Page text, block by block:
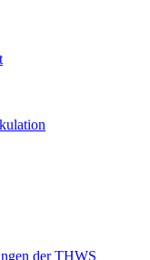
der THWS